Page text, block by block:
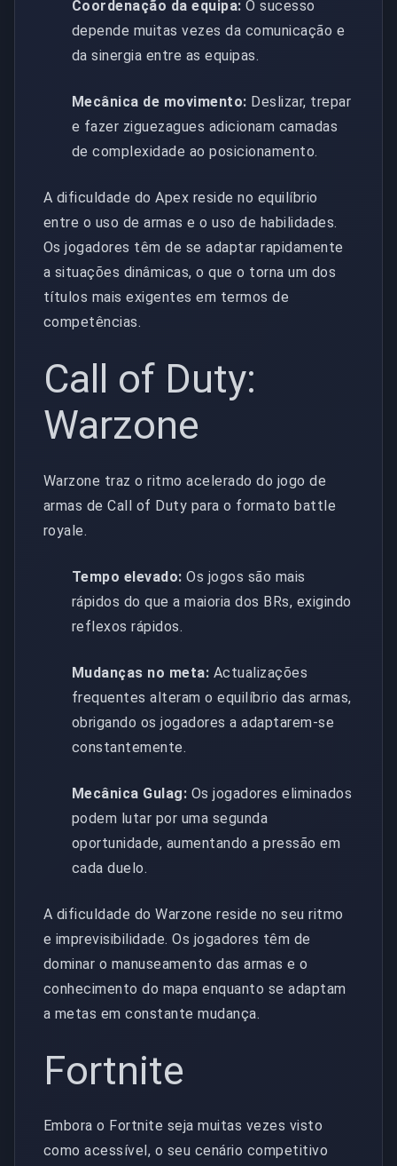
Coordenação da equipa: O sucesso
depende muitas vezes da comunicação e
da sinergia entre as equipas.
Mecânica de movimento: Deslizar, trepar
e fazer ziguezagues adicionam camadas
de complexidade ao posicionamento.
A dificuldade do Apex reside no equilíbrio
entre o uso de armas e o uso de habilidades.
Os jogadores têm de se adaptar rapidamente
a situações dinâmicas, o que o torna um dos
títulos mais exigentes em termos de
competências.
Call of Duty:
Warzone
Warzone traz o ritmo acelerado do jogo de
armas de Call of Duty para o formato battle
royale.
Tempo elevado: Os jogos são mais
rápidos do que a maioria dos BRs, exigindo
reflexos rápidos.
Mudanças no meta: Actualizações
frequentes alteram o equilíbrio das armas,
obrigando os jogadores a adaptarem-se
constantemente.
Mecânica Gulag: Os jogadores eliminados
podem lutar por uma segunda
oportunidade, aumentando a pressão em
cada duelo.
A dificuldade do Warzone reside no seu ritmo
e imprevisibilidade. Os jogadores têm de
dominar o manuseamento das armas e o
conhecimento do mapa enquanto se adaptam
a metas em constante mudança.
Fortnite
Embora o Fortnite seja muitas vezes visto
como acessível, o seu cenário competitivo